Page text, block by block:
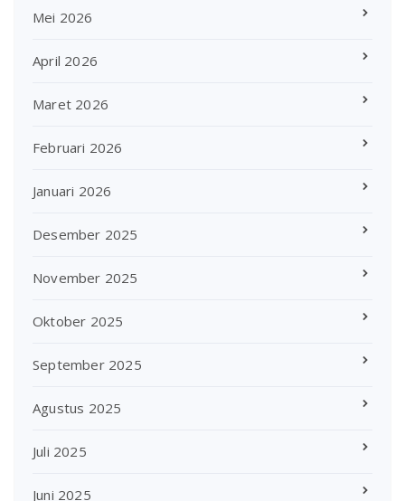
Mei 2026
April 2026
Maret 2026
Februari 2026
Januari 2026
Desember 2025
November 2025
Oktober 2025
September 2025
Agustus 2025
Juli 2025
Juni 2025